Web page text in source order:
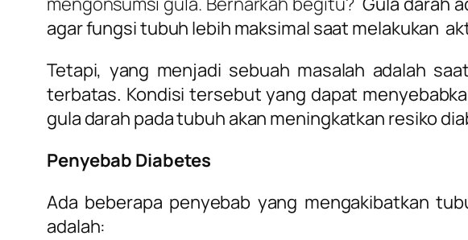
agar fungsi tubuh lebih maksimal saat melakukan
Tetapi, yang menjadi sebuah masalah adalah
terbatas. Kondisi tersebut yang dapat
gula darah pada tubuh akan meningkatkan resiko
Penyebab Diabetes
Ada beberapa penyebab yang mengakibatkan
adalah: